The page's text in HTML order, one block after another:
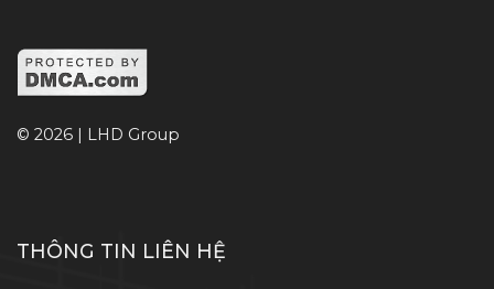
© 2026 | LHD Group
THÔNG TIN LIÊN HỆ